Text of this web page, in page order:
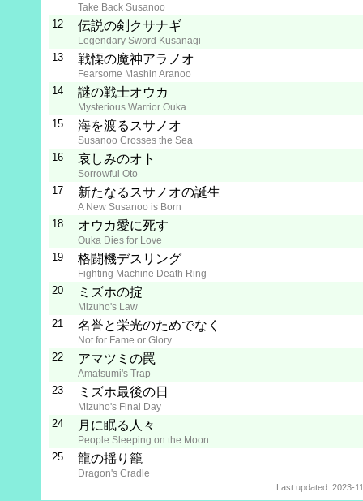
Take Back Susanoo
12 伝説の剣クサナギ
Legendary Sword Kusanagi
13 戦慄の魔神アラノオ
Fearsome Mashin Aranoo
14 謎の戦士オウカ
Mysterious Warrior Ouka
15 海を渡るスサノオ
Susanoo Crosses the Sea
16 哀しみのオト
Sorrowful Oto
17 新たなるスサノオの誕生
A New Susanoo is Born
18 オウカ愛に死す
Ouka Dies for Love
19 格闘機デスリング
Fighting Machine Death Ring
20 ミズホの掟
Mizuho's Law
21 名誉と栄光のためでなく
Not for Fame or Glory
22 アマツミの罠
Amatsumi's Trap
23 ミズホ最後の日
Mizuho's Final Day
24 月に眠る人々
People Sleeping on the Moon
25 龍の揺り籠
Dragon's Cradle
Last updated: 2023-